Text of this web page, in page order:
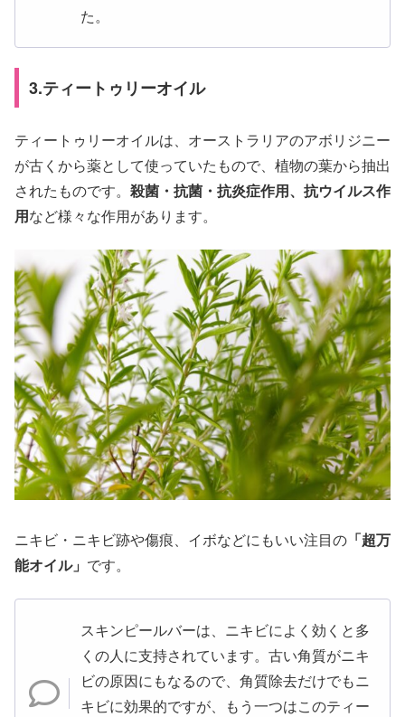
た。
3.ティートゥリーオイル
ティートゥリーオイルは、オーストラリアのアボリジニー
が古くから薬として使っていたもので、植物の葉から抽出
されたものです。 殺菌・抗菌・抗炎症作用、抗ウイルス作
用など様々な作用があります。
ニキビ・ニキビ跡や傷痕、イボなどにもいい注目の 「超万
能オイル」 です。
スキンピールバーは、ニキビによく効くと多
くの人に支持されています。古い角質がニキ
ビの原因にもなるので、角質除去だけでもニ
キビに効果的ですが、もう一つはこのティー